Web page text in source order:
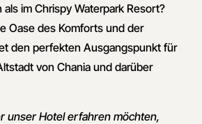
im Chrispy Waterpark Resort?
Oase des Komforts und der
den perfekten Ausgangspunkt für
von Chania und darüber
unser Hotel erfahren möchten,